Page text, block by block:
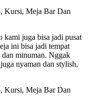
kami juga bisa jadi pusat
ini bisa jadi tempat
dan minuman. Nggak
nyaman dan stylish,